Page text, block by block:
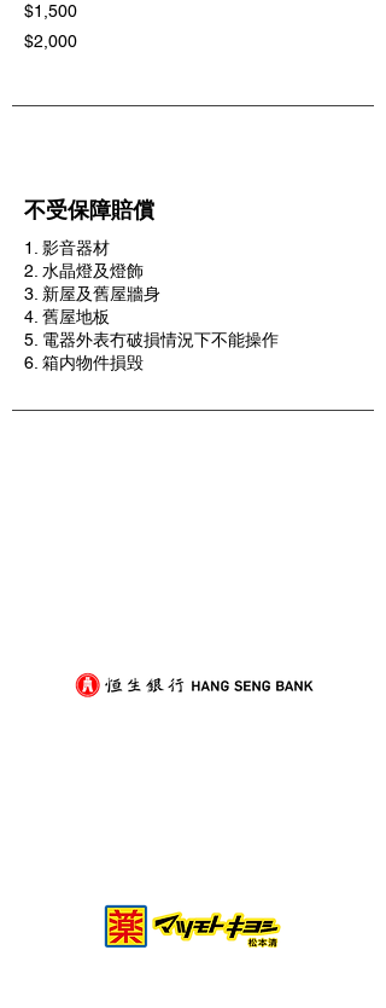
$1,500
$2,000
​不受保障賠償
1. 影音器材
2. 水晶燈及燈飾
3. 新屋及舊屋牆身
4. 舊屋地板
5. 電器外表冇破損情況下不能操作
6. 箱内物件損毁